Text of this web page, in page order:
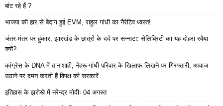
बांट रहे हैं ?
भाजपा की हार से बेदाग हुई EVM, राहुल गांधी का नैरेटिव ध्वस्त!
जंतर-मंतर पर हुंकार, झारखंड के छात्रों के दर्द पर सन्नाटा: सेलिब्रिटी का यह दोहरा रवैया
क्यों?
कांग्रेस के DNA में तानाशाही, नेहरू-गांधी परिवार के खिलाफ लिखने पर गिरफ्तारी, आवाज
उठाने पर दमन करती हैं विपक्ष की सरकारें
इतिहास के झरोखे में नरेन्द्र मोदीः 04 अगस्त